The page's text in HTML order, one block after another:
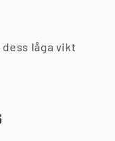
låga vikt